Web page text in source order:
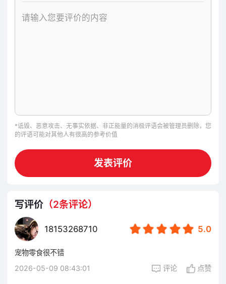
服装 第165名
食品 第3663名 531
*诋毁、恶意攻击、无事实依据、非正能量的消极评语会被管理员删除，您
的评语可能对其他人有很高的参考价值
发表评价
写评价（2条评论）
18153268710 5.0
宠物零食很不错
2026-05-09 08:43:01
评论 点赞